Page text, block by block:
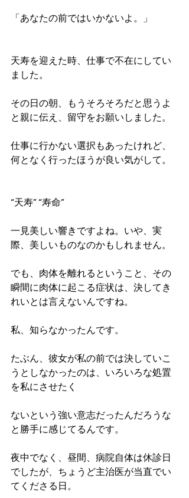
「あなたの前ではいかないよ。」
天寿を迎えた時、仕事で不在にしてい
ました。
その日の朝、もうそろそろだと思うよ
と親に伝え、留守をお願いしました。
仕事に行かない選択もあったけれど、
何となく行ったほうが良い気がして。
“天寿” “寿命”
一見美しい響きですよね。いや、実
際、美しいものなのかもしれません。
でも、肉体を離れるということ、その
瞬間に肉体に起こる症状は、決してき
れいとは言えないんですね。
私、知らなかったんです。
たぶん、彼女が私の前では決していこ
うとしなかったのは、いろいろな処置
を私にさせたく
ないという強い意志だったんだろうな
と勝手に感じてるんです。
夜中でなく、昼間、病院自体は休診日
でしたが、ちょうど主治医が当直でい
てくださる日。